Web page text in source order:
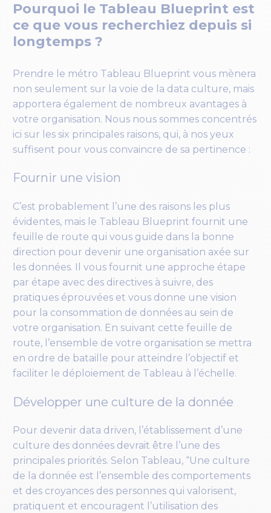
Pourquoi le Tableau Blueprint est
ce que vous recherchiez depuis si
longtemps ?
Prendre le métro Tableau Blueprint vous mènera
non seulement sur la voie de la data culture, mais
apportera également de nombreux avantages à
votre organisation. Nous nous sommes concentrés
ici sur les six principales raisons, qui, à nos yeux
suffisent pour vous convaincre de sa pertinence :
Fournir une vision
C’est probablement l’une des raisons les plus
évidentes, mais le Tableau Blueprint fournit une
feuille de route qui vous guide dans la bonne
direction pour devenir une organisation axée sur
les données. Il vous fournit une approche étape
par étape avec des directives à suivre, des
pratiques éprouvées et vous donne une vision
pour la consommation de données au sein de
votre organisation. En suivant cette feuille de
route, l’ensemble de votre organisation se mettra
en ordre de bataille pour atteindre l’objectif et
faciliter le déploiement de Tableau à l’échelle.
Développer une culture de la donnée
Pour devenir data driven, l’établissement d’une
culture des données devrait être l’une des
principales priorités. Selon Tableau, “Une culture
de la donnée est l’ensemble des comportements
et des croyances des personnes qui valorisent,
pratiquent et encouragent l’utilisation des